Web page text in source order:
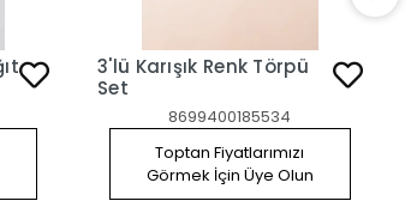
3'lü Karışık Renk Törpü
Set
8699400185534
Toptan Fiyatlarımızı
Görmek İçin Üye Olun